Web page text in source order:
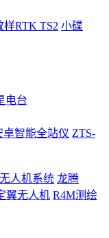
样RTK TS2 小碟
电台
卓智能全站仪 ZTS-
人机系统 龙腾
翼无人机 R4M测绘